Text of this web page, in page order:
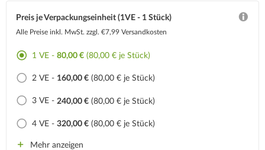
Preis je Verpackungseinheit (1VE - 1 Stück)
Alle Preise inkl. MwSt. zzgl. €7,99 Versandkosten
1 VE - 80,00 € (80,00 € je Stück)
2 VE - 160,00 € (80,00 € je Stück)
3 VE - 240,00 € (80,00 € je Stück)
4 VE - 320,00 € (80,00 € je Stück)
Mehr anzeigen